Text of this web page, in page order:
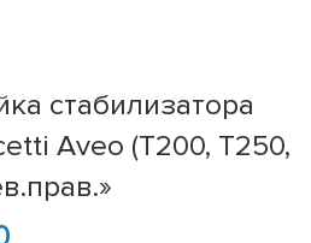
стабилизатора
Aveo (T200, T250,